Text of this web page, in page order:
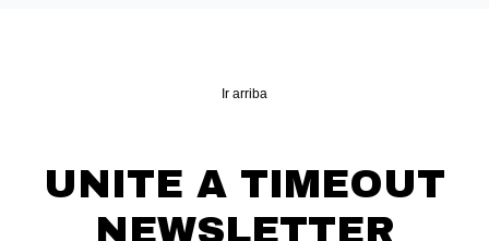
Ir arriba
UNITE A TIMEOUT
NEWSLETTER